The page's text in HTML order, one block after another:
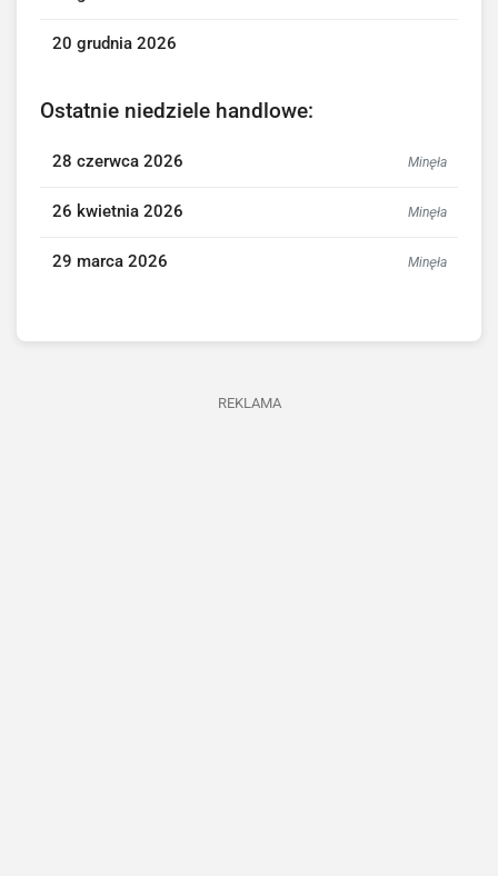
20 grudnia 2026
Ostatnie niedziele handlowe:
28 czerwca 2026 Minęła
26 kwietnia 2026 Minęła
29 marca 2026 Minęła
REKLAMA